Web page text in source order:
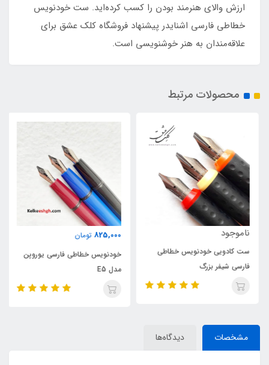
ارزش والای هنرمند بودن را کسب کرده‌اید. ست خودنویس
خطاطی فارسی اشنایدر پیشنهاد فروشگاه کلک عشق برای
علاقه‌مندان به هنر خوشنویسی است.
محصولات مرتبط
ناموجود
ست کادویی خودنویس خطاطی
فارسی شیفر بزرگ
825,000 تومان
خودنویس خطاطی فارسی یوروپن
مدل E5
مشخصات دیدگاه‌ها